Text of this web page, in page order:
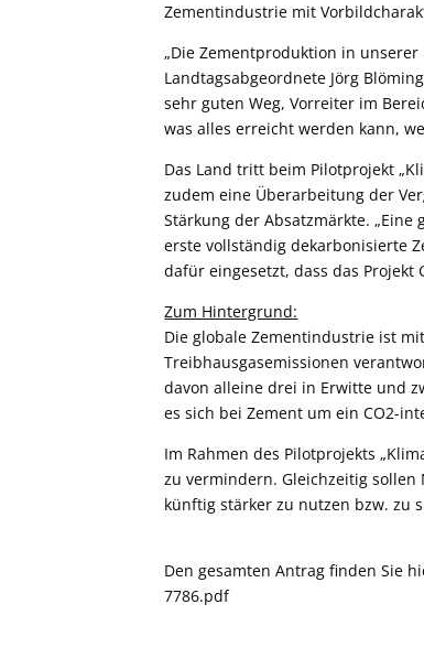
Zementindustrie mit
„Die Zementproduktion in
Landtagsabgeordnete Jörg
sehr guten Weg, Vorreiter im
was alles erreicht werden kann,
Das Land tritt beim Pilotprojekt
zudem eine Überarbeitung der
Stärkung der Absatzmärkte.
erste vollständig dekarbonisierte
dafür eingesetzt, dass das Projekt
Zum Hintergrund:
Die globale Zementindustrie ist
Treibhausgasemissionen
davon alleine drei in Erwitte und
es sich bei Zement um ein CO2-
Im Rahmen des Pilotprojekts
zu vermindern. Gleichzeitig
künftig stärker zu nutzen bzw. zu
Den gesamten Antrag finden Sie
7786.pdf